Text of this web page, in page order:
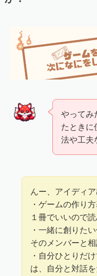
やってみ
たときに
法や工夫
んー、アイディ
・ゲームの作り
１冊でいいので
・一緒に創りた
そのメンバーと
・自分ひとりだ
は、自分と対話